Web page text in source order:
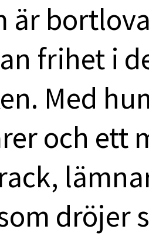
är
frihet i
Med
och ett
dröjer